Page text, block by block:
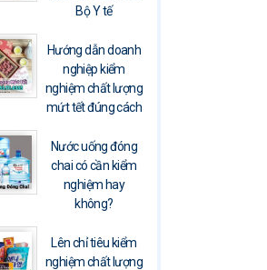
Bộ Y tế
Hướng dẫn doanh
nghiệp kiểm
nghiệm chất lượng
mứt tết đúng cách
Nước uống đóng
chai có cần kiểm
nghiệm hay
không?
Lên chỉ tiêu kiểm
nghiệm chất lượng